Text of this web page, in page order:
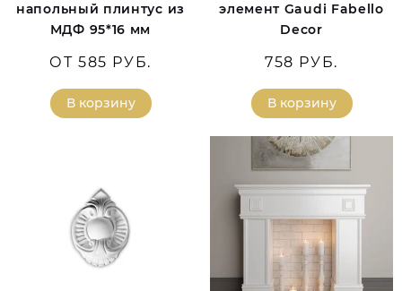
напольный плинтус из
МДФ 95*16 мм
ОТ 585 РУБ.
В корзину
элемент Gaudi Fabello
Decor
758 РУБ.
В корзину